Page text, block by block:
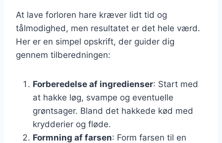
At lave forloren hare kræver lidt tid og
tålmodighed, men resultatet er det hele værd.
Her er en simpel opskrift, der guider dig
gennem tilberedningen:
Forberedelse af ingredienser: Start med
at hakke løg, svampe og eventuelle
grøntsager. Bland det hakkede kød med
krydderier og fløde.
Formning af farsen: Form farsen til en